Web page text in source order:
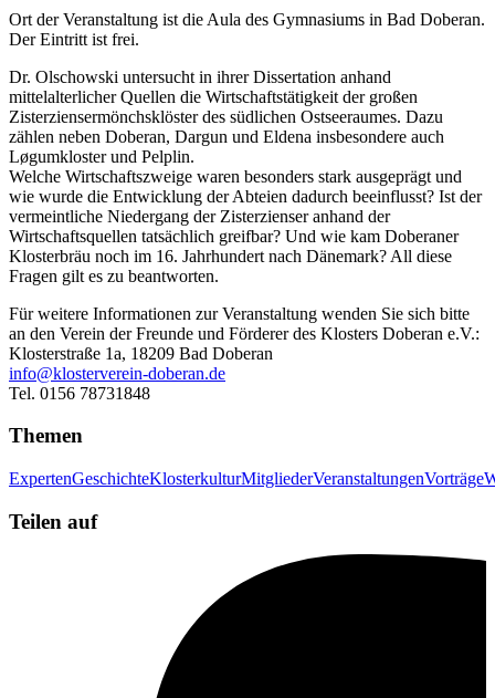
Ort der Veranstaltung ist die Aula des Gymnasiums in Bad Doberan.
Der Eintritt ist frei.
Dr. Olschowski untersucht in ihrer Dissertation anhand
mittelalterlicher Quellen die Wirtschaftstätigkeit der großen
Zisterziensermönchsklöster des südlichen Ostseeraumes. Dazu
zählen neben Doberan, Dargun und Eldena insbesondere auch
Løgumkloster und Pelplin.
Welche Wirtschaftszweige waren besonders stark ausgeprägt und
wie wurde die Entwicklung der Abteien dadurch beeinflusst? Ist der
vermeintliche Niedergang der Zisterzienser anhand der
Wirtschaftsquellen tatsächlich greifbar? Und wie kam Doberaner
Klosterbräu noch im 16. Jahrhundert nach Dänemark? All diese
Fragen gilt es zu beantworten.
Für weitere Informationen zur Veranstaltung wenden Sie sich bitte
an den Verein der Freunde und Förderer des Klosters Doberan e.V.:
Klosterstraße 1a, 18209 Bad Doberan
info@klosterverein-doberan.de
Tel. 0156 78731848
Themen
ExpertenGeschichteKlosterkulturMitgliederVeranstaltungenVorträge
Teilen auf